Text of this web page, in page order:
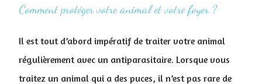
Comment protéger votre animal et votre foyer ?
Il est tout d’abord impératif de traiter votre animal
régulièrement avec un antiparasitaire. Lorsque vous
traitez un animal qui a des puces, il n’est pas rare de